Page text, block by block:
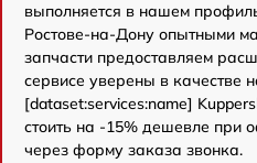
выполняется в нашем
Ростове-на-Дону опытными
запчасти предоставляем
сервисе уверены в качестве
[dataset:services:name]
стоить на -15% дешевле при
через форму заказа звонка.